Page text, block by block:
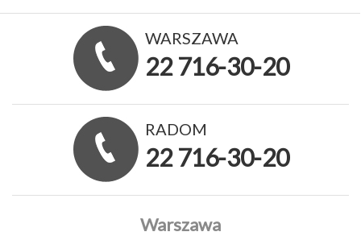
WARSZAWA
22 716-30-20
RADOM
22 716-30-20
Warszawa